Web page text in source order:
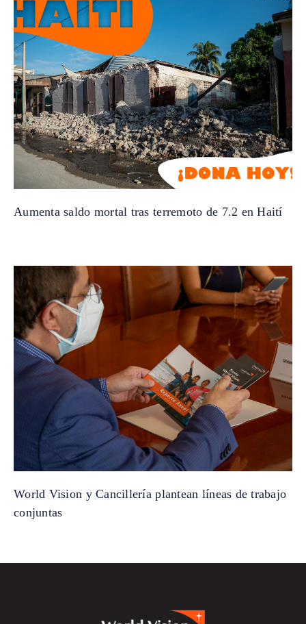
Aumenta saldo mortal tras terremoto de 7.2 en Haití
World Vision y Cancillería plantean líneas de trabajo
conjuntas